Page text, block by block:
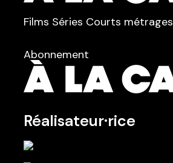
Films Séries Courts métrages
Abonnement
Réalisateur·rice